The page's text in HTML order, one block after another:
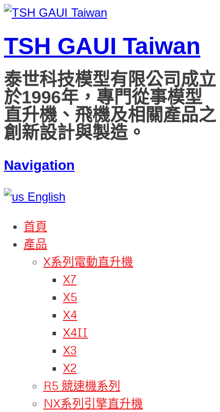
TSH GAUI Taiwan
泰世科技模型有限公司成立
於1996年，專門從事模型
直升機、飛機及相關產品之
創新設計與製造。
Navigation
English
首頁
產品
X系列電動直升機
X7
X5
X4
X4II
X3
X2
R5 競速機系列
NX系列引擎直升機